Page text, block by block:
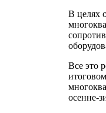
В целях
Все это
осенне-